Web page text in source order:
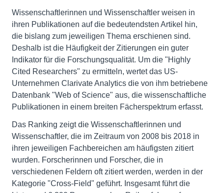
Wissenschaftlerinnen und Wissenschaftler weisen in
ihren Publikationen auf die bedeutendsten Artikel hin,
die bislang zum jeweiligen Thema erschienen sind.
Deshalb ist die Häufigkeit der Zitierungen ein guter
Indikator für die Forschungsqualität. Um die "Highly
Cited Researchers" zu ermitteln, wertet das US-
Unternehmen Clarivate Analytics die von ihm betriebene
Datenbank "Web of Science" aus, die wissenschaftliche
Publikationen in einem breiten Fächerspektrum erfasst.
Das Ranking zeigt die Wissenschaftlerinnen und
Wissenschaftler, die im Zeitraum von 2008 bis 2018 in
ihren jeweiligen Fachbereichen am häufigsten zitiert
wurden. Forscherinnen und Forscher, die in
verschiedenen Feldern oft zitiert werden, werden in der
Kategorie "Cross-Field" geführt. Insgesamt führt die